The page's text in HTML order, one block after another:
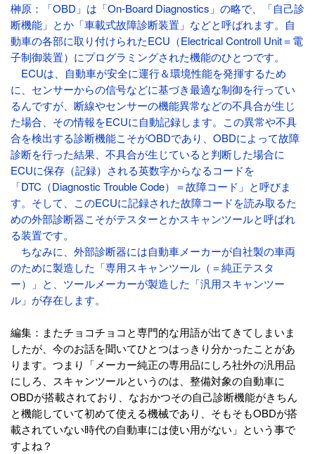
榊原：「OBD」は「On-Board Diagnostics」の略で、「自己診
断機能」とか「車載式故障診断装置」などと呼ばれます。自
動車の各部に取り付けられたECU（Electrical Controll Unit＝電
子制御装置）にプログラミングされた機能のひとつです。
ECUは、自動車が安全に運行＆環境性能を発揮するため
に、センサーからの信号などに基づき最適な制御を行ってい
るんですが、断線やセンサーの機能異常などの不具合が生じ
た場合、その情報をECUに自動記録します。この異常や不具
合を検出する診断機能こそがOBDであり、OBDによって故障
診断を行った結果、不具合が生じていると判断した場合に
ECUに保存（記録）される英数字からなるコードを
「DTC（Diagnostic Trouble Code）＝故障コード」と呼びま
す。そして、このECUに記録された故障コードを読み取るた
めの外部診断器こそがテスターとかスキャンツールと呼ばれ
る装置です。
ちなみに、外部診断器には自動車メーカーが自社製の車両
のために製造した「専用スキャンツール（＝純正テスタ
ー）」と、ツールメーカーが製造した「汎用スキャンツー
ル」が存在します。
編集：またチョコチョコと専門的な用語が出てきてしまいま
したが、今のお話を聞いてひとつはっきり分かったことがあ
ります。つまり「メーカー純正の専用品にしろ社外の汎用品
にしろ、スキャンツールというのは、整備対象の自動車に
OBDが搭載されており、なおかつその自己診断機能がきちん
と機能していて初めて使える機械であり、そもそもOBDが搭
載されていない時代の自動車には使い用がない」という事で
すよね？